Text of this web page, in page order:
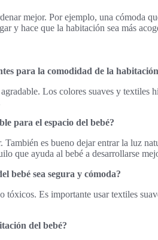
mejor. Por ejemplo, una cómoda
y hace que la habitación sea más
para la comodidad de la
Los colores suaves y textiles
para el espacio del bebé?
También es bueno dejar entrar la luz
que ayuda al bebé a desarrollarse
bebé sea segura y cómoda?
tóxicos. Es importante usar textiles
del bebé?